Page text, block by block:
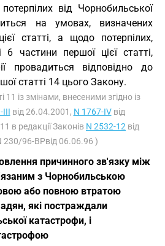
від Чорнобильської
на умовах, визначених
статті, а щодо потерпілих,
6 частини першої цієї статті,
провадиться відповідно до
статті 14 цього Закону.
11 із змінами, внесеними згідно із
III від 26.04.2001, N 1767-IVвід
в редакції Законів N 2532-12 від
230/96-ВРвід 06.06.96 )
причинного зв'язку між
з Чорнобильською
або повною втратою
які постраждали
катастрофи, і